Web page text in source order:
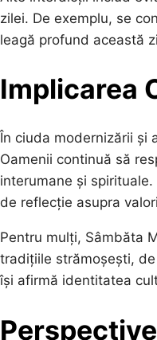
zilei. De exemplu, se
leagă profund această
Implicarea
În ciuda modernizării și
Oamenii continuă să
interumane și
de reflecție asupra
Pentru mulți, Sâmbăta
tradițiile strămoșești,
își afirmă identitatea